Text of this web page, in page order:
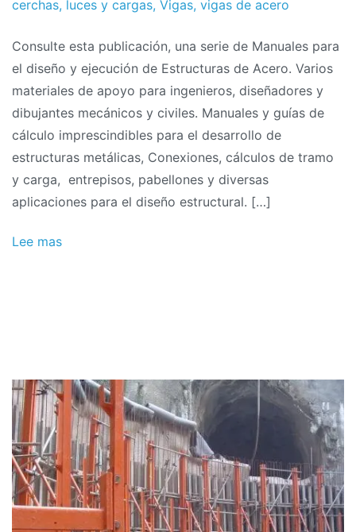
cerchas, luces y cargas, Vigas, vigas de acero
Consulte esta publicación, una serie de Manuales para
el diseño y ejecución de Estructuras de Acero. Varios
materiales de apoyo para ingenieros, diseñadores y
dibujantes mecánicos y civiles. Manuales y guías de
cálculo imprescindibles para el desarrollo de
estructuras metálicas, Conexiones, cálculos de tramo
y carga, entrepisos, pabellones y diversas
aplicaciones para el diseño estructural. […]
Lee mas